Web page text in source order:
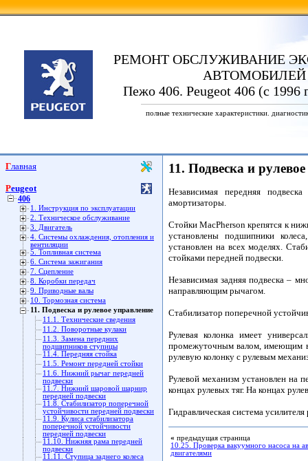
РЕМОНТ ОБСЛУЖИВАНИЕ
АВТОМОБИЛЕЙ
Пежо 406. Peugeot 406 (с 1996
полные технические характеристики.
Главная
Peugeot
406
1. Инструкция по эксплуатации
2. Техническое обслуживание
3. Двигатель
4. Системы охлаждения, отопления и
вентиляции
5. Топливная система
6. Система зажигания
7. Сцепление
8. Коробки передач
9. Приводные валы
10. Тормозная система
11. Подвеска и рулевое управление
11.1. Технические сведения
11.2. Поворотные кулаки
11.3. Замена передних
подшипников ступицы
11.4. Передняя стойка
11.5. Ремонт передней стойки
11.6. Нижний рычаг передней
подвески
11.7. Нижний шаровой шарнир
передней подвески
11.8. Стабилизатор поперечной
устойчивости передней подвески
11.9. Кулиса стабилизатора
поперечной устойчивости
передней подвески
11.10. Нижняя рама передней
подвески
11.11. Ступица заднего колеса
11. Подвеска и
Независимая передняя
амортизаторы.
Стойки MacPherson крепятся к
установлены подшипники
установлен на всех моделях.
стойками передней подвески.
Независимая задняя подвеска –
направляющим рычагом.
Стабилизатор поперечной
Рулевая колонка имеет
промежуточным валом, имеющим
рулевую колонку с рулевым
Рулевой механизм установлен на
концах рулевых тяг. На концах
Гидравлическая система
« предыдущая страница
10.25. Проверка вакуумного насоса на
двигателями